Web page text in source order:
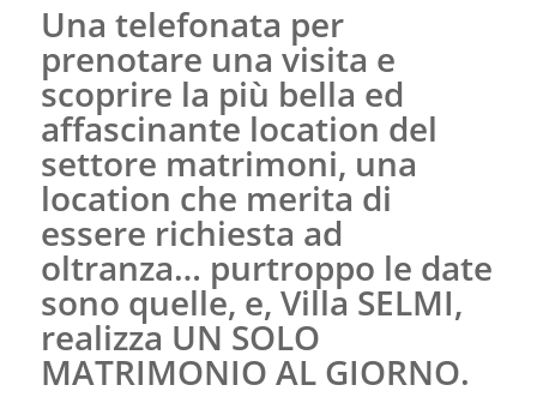
Una telefonata per
prenotare una visita e
scoprire la più bella ed
affascinante location del
settore matrimoni, una
location che merita di
essere richiesta ad
oltranza… purtroppo le date
sono quelle, e, Villa SELMI,
realizza UN SOLO
MATRIMONIO AL GIORNO.